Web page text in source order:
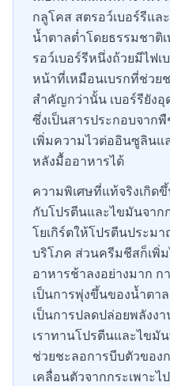
กลูโคส สตรอว์เบอร์รีแล
น้ำตาลต่ำโดยธรรมชาติ
รอว์เบอร์รีหนึ่งถ้วยมีไฟ
หน้าที่เหมือนเบรกที่ช่วย
สำคัญกว่านั้น เบอร์รียัง
ซึ่งเป็นสารประกอบจาก
เพิ่มความไวต่ออินซูลินแ
หลังมื้ออาหารได้
ความพิเศษที่แท้จริงเกิด
กับโปรตีนและไขมันจาก
โยเกิร์ตให้โปรตีนประม
บริโภค ส่วนครีมชีสก็เพิ่
อาหารช้าลงอย่างมาก ก
เป็นการพุ่งขึ้นของน้ำตา
เป็นการปลดปล่อยพลังง
เราทานโปรตีนและไขมั
ช่วยชะลอการบีบตัวของ
เคลื่อนตัวจากกระเพาะไ